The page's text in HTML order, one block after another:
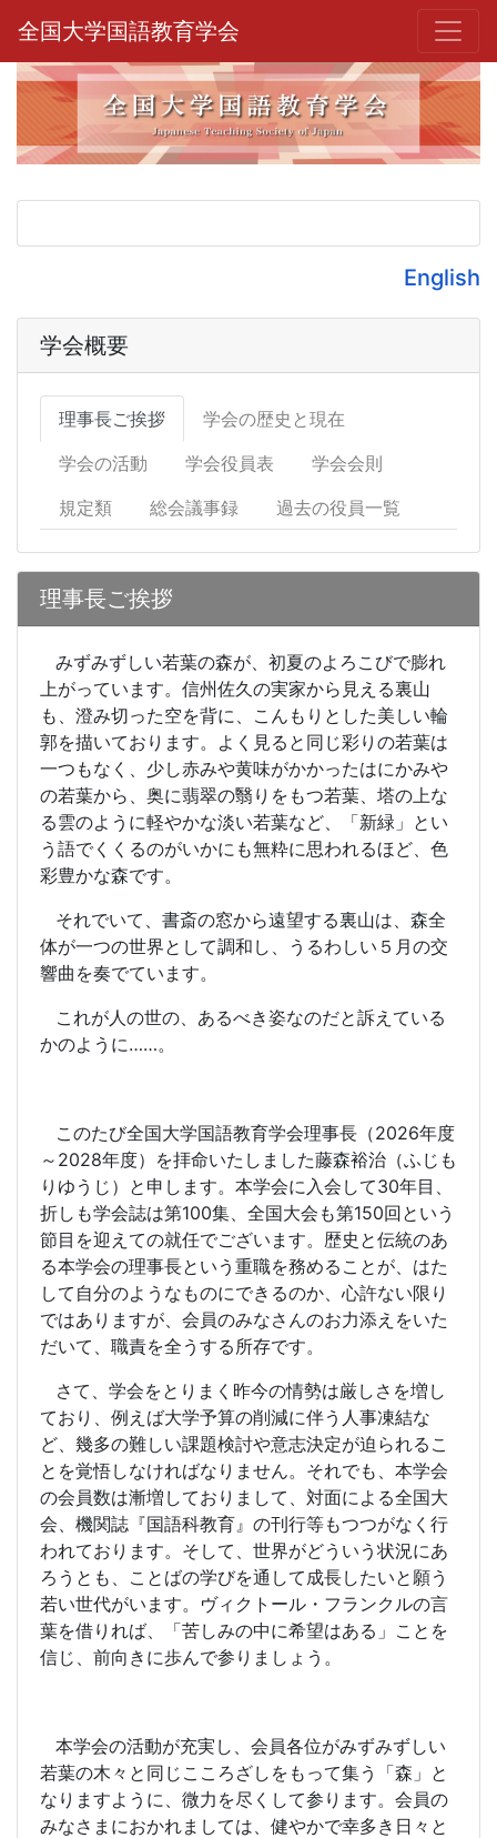
全国大学国語教育学会
English
学会概要
理事長ご挨拶
学会の歴史と現在
学会の活動
学会役員表
学会会則
規定類
総会議事録 過去の役員一覧
理事長ご挨拶
みずみずしい若葉の森が、初夏のよろこびで膨れ
上がっています。信州佐久の実家から見える裏山
も、澄み切った空を背に、こんもりとした美しい輪
郭を描いております。よく見ると同じ彩りの若葉は
一つもなく、少し赤みや黄味がかかったはにかみや
の若葉から、奥に翡翠の翳りをもつ若葉、塔の上な
る雲のように軽やかな淡い若葉など、「新緑」とい
う語でくくるのがいかにも無粋に思われるほど、色
彩豊かな森です。
それでいて、書斎の窓から遠望する裏山は、森全
体が一つの世界として調和し、うるわしい５月の交
響曲を奏でています。
これが人の世の、あるべき姿なのだと訴えている
かのように……。
このたび全国大学国語教育学会理事長（2026年度
～ 2028年度）を拝命いたしました藤森裕治（ふじも
りゆうじ）と申します。本学会に入会して30年目、
折しも学会誌は第100集、全国大会も第150回という
節目を迎えての就任でございます。歴史と伝統のあ
る本学会の理事長という重職を務めることが、はた
して自分のようなものにできるのか、心許ない限り
ではありますが、会員のみなさんのお力添えをいた
だいて、職責を全うする所存です。
さて、学会をとりまく昨今の情勢は厳しさを増し
ており、例えば大学予算の削減に伴う人事凍結な
ど、幾多の難しい課題検討や意志決定が迫られるこ
とを覚悟しなければなりません。それでも、本学会
の会員数は漸増しておりまして、対面による全国大
会、機関誌『国語科教育』の刊行等もつつがなく行
われております。そして、世界がどういう状況にあ
ろうとも、ことばの学びを通して成長したいと願う
若い世代がいます。ヴィクトール・フランクルの言
葉を借りれば、「苦しみの中に希望はある」ことを
信じ、前向きに歩んで参りましょう。
本学会の活動が充実し、会員各位がみずみずしい
若葉の木々と同じこころざしをもって集う「森」と
なりますように、微力を尽くして参ります。会員の
みなさまにおかれましては、健やかで幸多き日々と